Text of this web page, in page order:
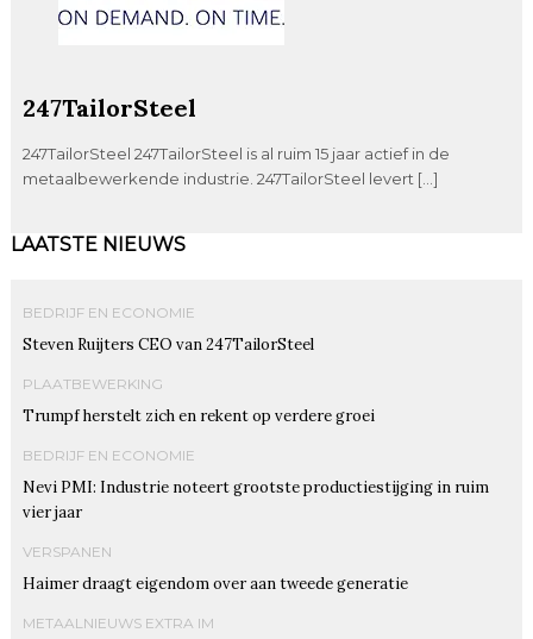
247TailorSteel
247TailorSteel 247TailorSteel is al ruim 15 jaar actief in de
metaalbewerkende industrie. 247TailorSteel levert […]
LAATSTE NIEUWS
BEDRIJF EN ECONOMIE
Steven Ruijters CEO van 247TailorSteel
PLAATBEWERKING
Trumpf herstelt zich en rekent op verdere groei
BEDRIJF EN ECONOMIE
Nevi PMI: Industrie noteert grootste productiestijging in ruim
vier jaar
VERSPANEN
Haimer draagt eigendom over aan tweede generatie
METAALNIEUWS EXTRA IM